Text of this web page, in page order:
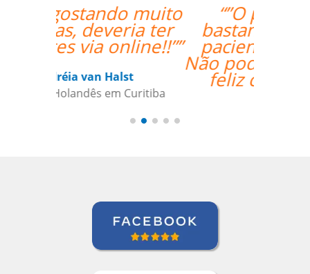
“”O professor é
bastante atencioso,
paciente e didático.
Não poderia estar mais
feliz com a aula.””
Curso de Coreano em Ribeirao Preto